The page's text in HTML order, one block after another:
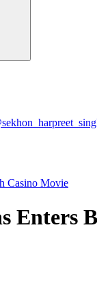
Casino Movie
Enters